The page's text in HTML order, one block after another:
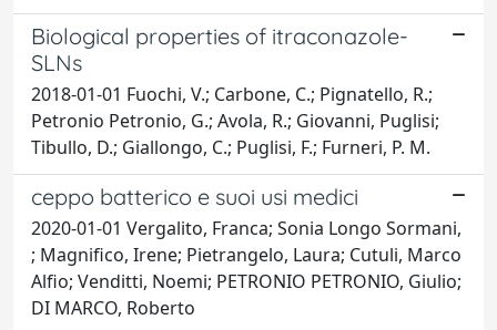
Biological properties of itraconazole-
SLNs
2018-01-01 Fuochi, V.; Carbone, C.; Pignatello, R.;
Petronio Petronio, G.; Avola, R.; Giovanni, Puglisi;
Tibullo, D.; Giallongo, C.; Puglisi, F.; Furneri, P. M.
ceppo batterico e suoi usi medici
2020-01-01 Vergalito, Franca; Sonia Longo Sormani,
; Magnifico, Irene; Pietrangelo, Laura; Cutuli, Marco
Alfio; Venditti, Noemi; PETRONIO PETRONIO, Giulio;
DI MARCO, Roberto